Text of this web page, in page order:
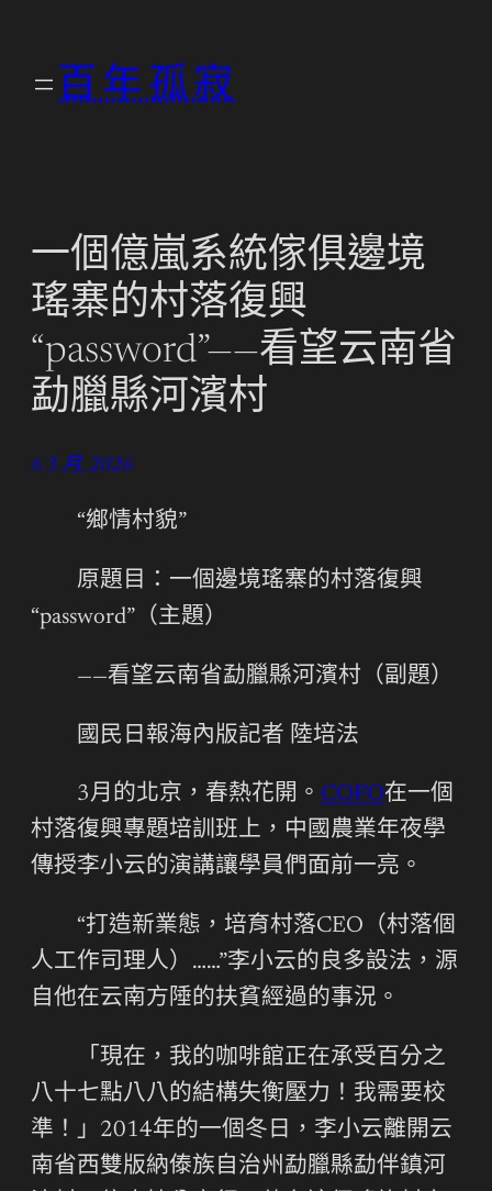
百年孤寂
一個億嵐系統傢俱邊境
瑤寨的村落復興
“password”——看望云南省
勐臘縣河濱村
6 3 月, 2026
“鄉情村貌”
原題目：一個邊境瑤寨的村落復興
“password”（主題）
——看望云南省勐臘縣河濱村（副題）
國民日報海內版記者 陸培法
3月的北京，春熱花開。 COFO在一個
村落復興專題培訓班上，中國農業年夜學
傳授李小云的演講讓學員們面前一亮。
“打造新業態，培育村落CEO（村落個
人工作司理人）……”李小云的良多設法，源
自他在云南方陲的扶貧經過的事況。
「現在，我的咖啡館正在承受百分之
八十七點八八的結構失衡壓力！我需要校
準！」2014年的一個冬日，李小云離開云
南省西雙版納傣族自治州勐臘縣勐伴鎮河